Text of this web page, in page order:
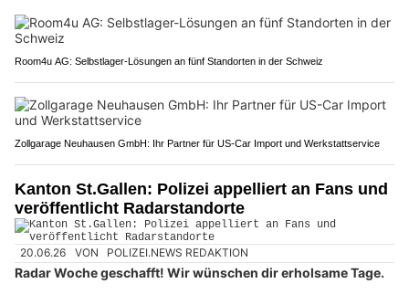
Room4u AG: Selbstlager-Lösungen an fünf Standorten in der Schweiz
Zollgarage Neuhausen GmbH: Ihr Partner für US-Car Import und Werkstattservice
Kanton St.Gallen: Polizei appelliert an Fans und
veröffentlicht Radarstandorte
20.06.26 VON POLIZEI.NEWS REDAKTION
Radar Woche geschafft! Wir wünschen dir erholsame Tage.